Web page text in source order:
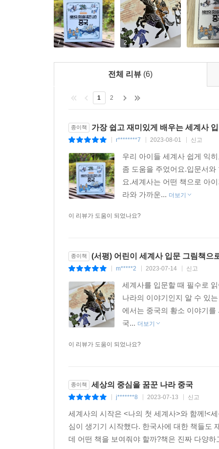
〈나의 첫 세계사〉는 술술 읽히는 재미있는 글
읽고, 그림으로 마음껏 상상력을 펼쳐 보고, 마
것입니다. 이 시리즈는 한 번 보고 덮을 책이 아
기본서입니다.
꼭 알아야 할 역사 지식을 가려 뽑은 핵심 세계사!
그림책만 펼치면 언제든지 역사 여행을 떠날 수 있
세계사는 이 세상에 존재했던 다양한 사회와
지금까지 얼마나 많은 나라가 생기고 사라졌을
세상은 끊임없이 바뀌어 왔습니다. 그 변화의 과
모두 받아들이기란 쉽지 않은 일입니다.
〈나의 첫 세계사〉는 세계사의 커다란 흐름을
구성했습니다. 복잡한 지명과 역사적 사실을
세계사 이야기를 다 읽고 나면 ‘나의 첫 역사 여
모습을 사진으로 확인하며 그 시대를 생생하게
이야기를 만나고, 아이들 스스로 다양한 정보를
예로부터 중국 땅에서 살아오던 한족과 중국 북쪽
뒤엉키며 만들어진 송나라, 원나라, 명나라, 청나
세우기까지 얼마나 파란만장한 일들이 펼쳐졌을까
송나라, 원나라, 명나라, 청나라를 만들어 간 이
명나라의 황제 영락제는 왜 수도를 베이징으로
것은 무엇이었을까요?
7 2
전체 리뷰 (6)
1 2
종이책 가장 쉽고 재미있게 배우는 세계사
r********7 2023-08-01 신고
우리 아이들 세계사 쉽게 익
좀 도움을 주었어요.입문서
요.세계사는 어떤 책으로 아
라와 가까운... 더보기
이 리뷰가 도움이 되었나요?
종이책 (서평) 어린이 세계사 입문 그림책으
m*****2 2023-07-14 신고
세계사를 입문할 때 필수로
나라의 이야기인지 알 수 있
에서는 중국의 황소 이야기
국... 더보기
이 리뷰가 도움이 되었나요?
종이책 세상의 중심을 꿈꾼 나라 중국
j*******8 2023-07-13 신고
세계사의 시작은 <나의 첫 세계사>와 함께!<
심이 생기기 시작했다. 한국사에 대한 책들도
데 어떤 책을 보여줘야 할까?책은 진짜 다양